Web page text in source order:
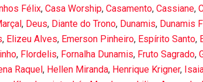
Félix, Casa Worship, Casamento, Cassiane,
, Deus, Diante do Trono, Dunamis, Dunamis
, Elizeu Alves, Emerson Pinheiro, Espírito Santo,
, Flordelis, Fornalha Dunamis, Fruto Sagrado,
Raquel, Hellen Miranda, Henrique Krigner,